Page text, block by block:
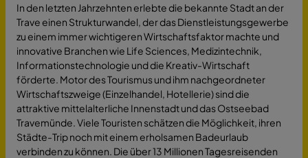
In den letzten Jahrzehnten erlebte die bekannte Stadt an der
Trave einen Strukturwandel, der das Dienstleistungsgewerbe
zu einem immer wichtigeren Wirtschaftsfaktor machte und
innovative Branchen wie Life Sciences, Medizintechnik,
Informationstechnologie und die Kreativ-Wirtschaft
förderte. Motor des Tourismus und ihm nachgeordneter
Wirtschaftszweige (Einzelhandel, Hotellerie) sind die
attraktive mittelalterliche Innenstadt und das Ostseebad
Travemünde. Viele Touristen schätzen die Möglichkeit, ihren
Städte-Trip noch mit einem erholsamen Badeurlaub
verbinden zu können. Die über 13 Millionen Tagesreisenden